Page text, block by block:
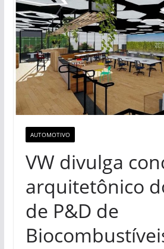
AUTOMOTIVO
VW divulga
arquitetônico
de P&D de